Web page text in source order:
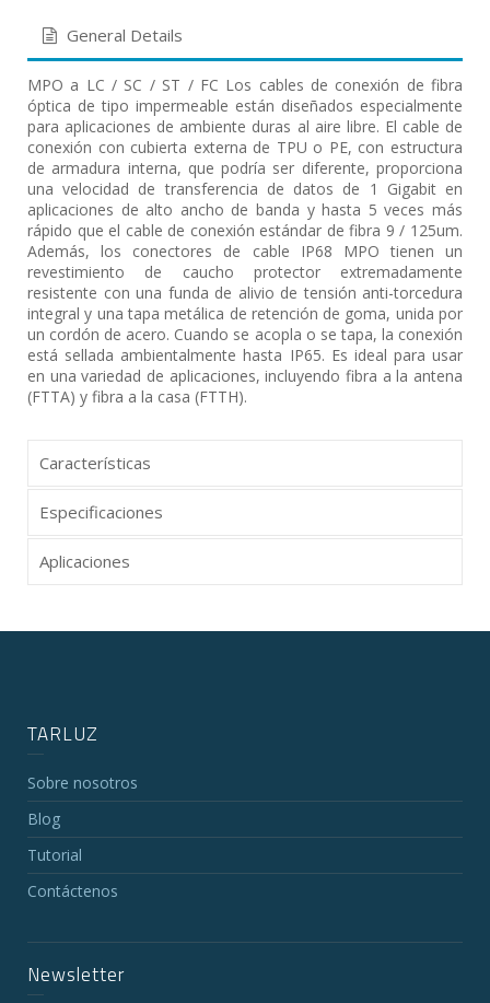
General Details
MPO a LC / SC / ST / FC Los cables de conexión de fibra
óptica de tipo impermeable están diseñados especialmente
para aplicaciones de ambiente duras al aire libre. El cable de
conexión con cubierta externa de TPU o PE, con estructura
de armadura interna, que podría ser diferente, proporciona
una velocidad de transferencia de datos de 1 Gigabit en
aplicaciones de alto ancho de banda y hasta 5 veces más
rápido que el cable de conexión estándar de fibra 9 / 125um.
Además, los conectores de cable IP68 MPO tienen un
revestimiento de caucho protector extremadamente
resistente con una funda de alivio de tensión anti-torcedura
integral y una tapa metálica de retención de goma, unida por
un cordón de acero. Cuando se acopla o se tapa, la conexión
está sellada ambientalmente hasta IP65. Es ideal para usar
en una variedad de aplicaciones, incluyendo fibra a la antena
(FTTA) y fibra a la casa (FTTH).
Características
Especificaciones
Aplicaciones
TARLUZ
Sobre nosotros
Blog
Tutorial
Contáctenos
Newsletter